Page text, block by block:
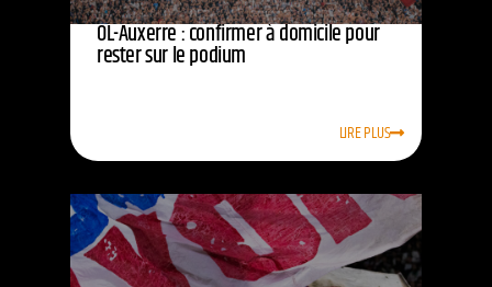
OL-Auxerre : confirmer à domicile pour
rester sur le podium
LIRE PLUS